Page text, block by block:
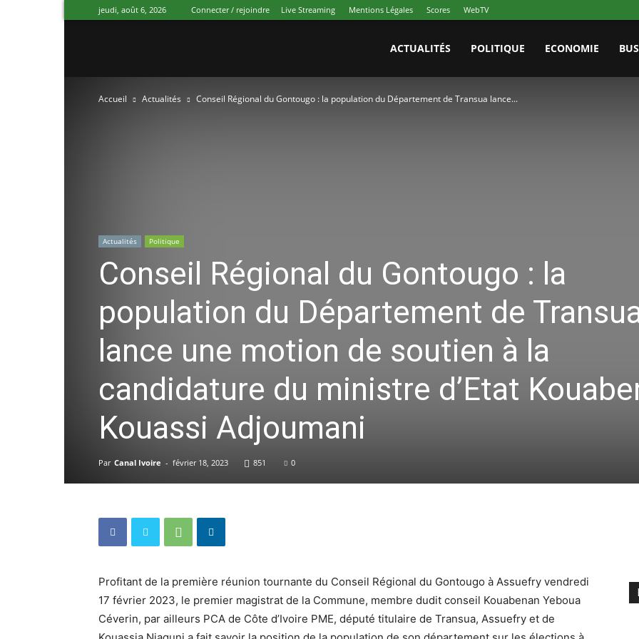
jeudi, août 6, 2026 Connecter / rejoindre Live Streaming Mentions Légales Scores WebTV
Ivoire
ACTUALITÉS POLITIQUE ECONOMIE
Accueil Actualités Conseil Régional du Gontougo : la population du Département de Transua lance...
Actualités Politique
Conseil Régional du Gontougo : la
population du Département de
lance une motion de soutien à la
candidature du ministre d’Etat
Kouassi Adjoumani
Par Canal Ivoire - février 18, 2023 851 0
Profitant de la première réunion tournante du Conseil Régional du Gontougo à Assuefry vendredi
17 février 2023, le premier magistrat de la Commune, membre dudit conseil Kouabenan Yeboua
Céverin, par ailleurs PCA de Côte d’Ivoire PME, député titulaire de Transua, Assuefry et de